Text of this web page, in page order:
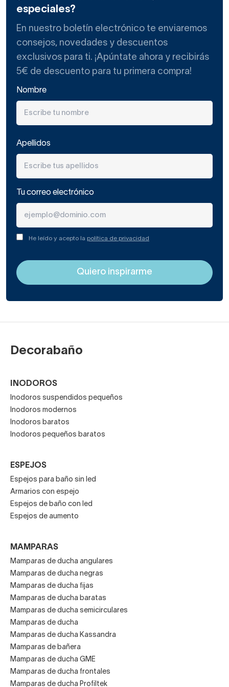
especiales?
En nuestro boletín electrónico te enviaremos
consejos, novedades y descuentos
exclusivos para ti. ¡Apúntate ahora y recibirás
5€ de descuento para tu primera compra!
Nombre
Apellidos
Tu correo electrónico
He leído y acepto la política de privacidad
Decorabaño
INODOROS
Inodoros suspendidos pequeños
Inodoros modernos
Inodoros baratos
Inodoros pequeños baratos
ESPEJOS
Espejos para baño sin led
Armarios con espejo
Espejos de baño con led
Espejos de aumento
MAMPARAS
Mamparas de ducha angulares
Mamparas de ducha negras
Mamparas de ducha fijas
Mamparas de ducha baratas
Mamparas de ducha semicirculares
Mamparas de ducha
Mamparas de ducha Kassandra
Mamparas de bañera
Mamparas de ducha GME
Mamparas de ducha frontales
Mamparas de ducha Profiltek